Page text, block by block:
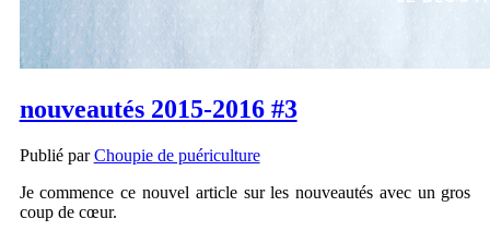
nouveautés 2015-2016 #3
Publié parChoupie de puériculture
Je commence ce nouvel article sur les nouveautés avec un gros
coup de cœur.